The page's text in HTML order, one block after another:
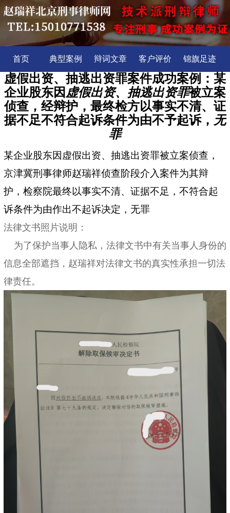
首页 典型案例 辩词文章 客户评价 锦旗足迹
虚假出资、抽逃出资罪案件成功案例：某
企业股东因 虚假出资、抽逃出资罪被立案
侦查，经辩护，最终检方以事实不清、证
据不足不符合起诉条件为由不予起诉， 无
罪
某企业股东因虚假出资、抽逃出资罪被立案侦查，
京津冀刑事律师赵瑞祥侦查阶段介入案件为其辩
护，检察院最终以事实不清、证据不足，不符合起
诉条件为由作出不起诉决定，无罪
法律文书照片说明：
为了保护当事人隐私，法律文书中有关当事人身份的
信息全部遮挡，赵瑞祥对法律文书的真实性承担一切法
律责任。